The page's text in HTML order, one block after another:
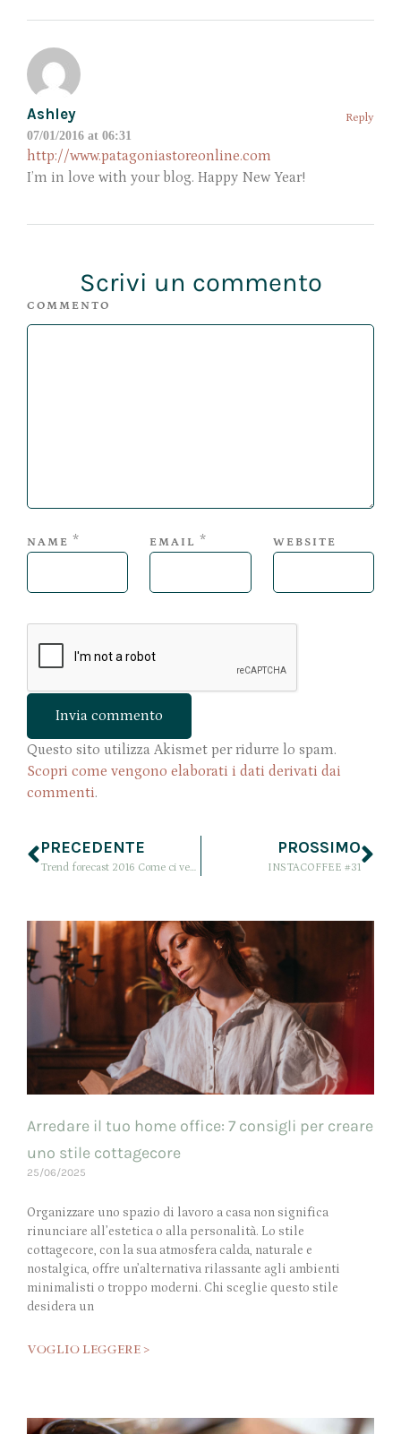
Ashley
07/01/2016 at 06:31
Reply
http://www.patagoniastoreonline.com
I’m in love with your blog. Happy New Year!
Scrivi un commento
COMMENTO
NAME * EMAIL * WEBSITE
Questo sito utilizza Akismet per ridurre lo spam.
Scopri come vengono elaborati i dati derivati dai
commenti.
PRECEDENTE PROSSIMO
INSTACOFFEE #31
Arredare il tuo home office: 7 consigli per creare
uno stile cottagecore
25/06/2025
Organizzare uno spazio di lavoro a casa non significa
rinunciare all’estetica o alla personalità. Lo stile
cottagecore, con la sua atmosfera calda, naturale e
nostalgica, offre un’alternativa rilassante agli ambienti
minimalisti o troppo moderni. Chi sceglie questo stile
desidera un
VOGLIO LEGGERE >